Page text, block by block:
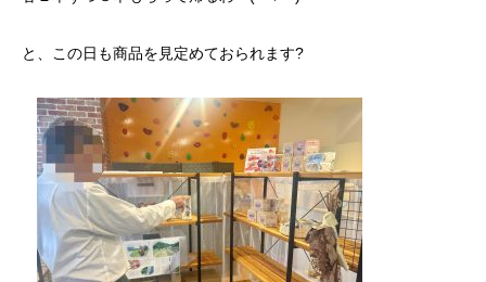
と、この日も商品を見定めておられます?